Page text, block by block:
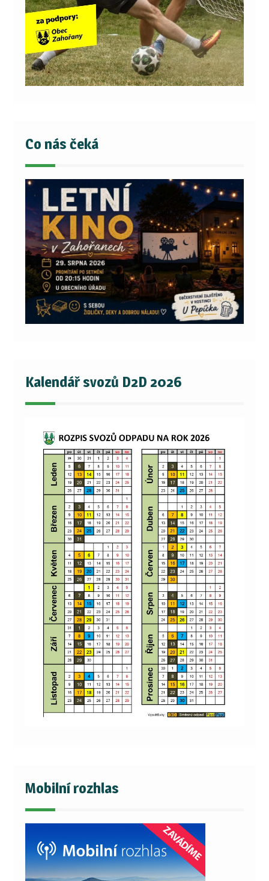
Co nás čeká
Kalendář svozů D2D 2026
Mobilní rozhlas